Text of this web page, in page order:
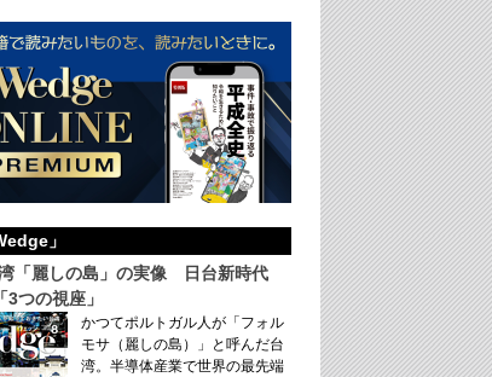
」
「麗しの島」の実像 日台新時代
3つの視座」
かつてポルトガル人が「フォル
モサ（麗しの島）」と呼んだ台
湾。半導体産業で世界の最先端